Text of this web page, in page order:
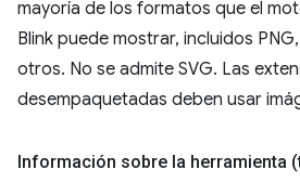
mayoría de los formatos que el
Blink puede mostrar, incluidos
otros. No se admite SVG. Las
desempaquetadas deben usar
Información sobre la herramienta